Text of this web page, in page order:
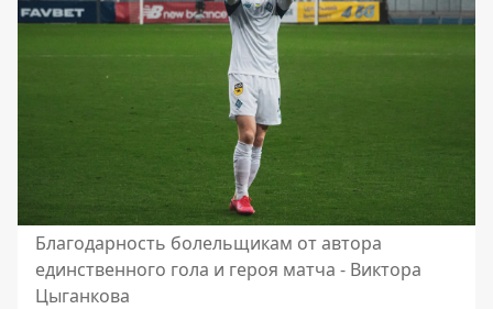
Благодарность болельщикам от автора
единственного гола и героя матча - Виктора
Цыганкова